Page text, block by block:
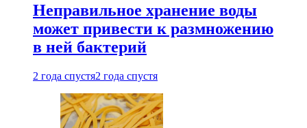
Неправильное хранение воды
может привести к размножению
в ней бактерий
2 года спустя2 года спустя